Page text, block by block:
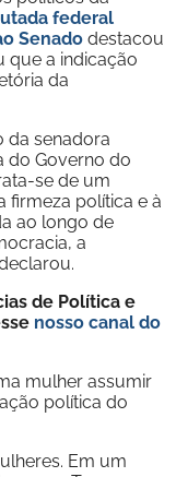
federal
Senado destacou
que a indicação
da
da senadora
do Governo do
se de um
firmeza política e à
ao longo de
a
de Política e
nosso canal do
mulher assumir
política do
Em um